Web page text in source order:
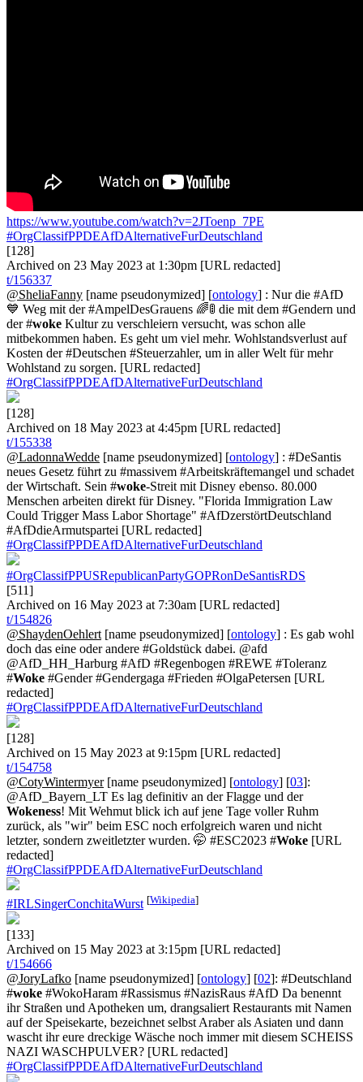
https://www.youtube.com/watch?v=2JToenp_7PE
#OrgClassifPPDEAfDAlternativeFurDeutschland
[128]
Archived on 23 May 2023 at 1:30pm [URL redacted]
t/156337
@SheliaFanny [name pseudonymized] [ontology] : Nur die #AfD
💙 Weg mit der #AmpelDesGrauens 🌈🚦 die mit dem #Gendern und
der #woke Kultur zu verschleiern versucht, was schon alle
mitbekommen haben. Es geht um viel mehr. Wohlstandsverlust auf
Kosten der #Deutschen #Steuerzahler, um in aller Welt für mehr
Wohlstand zu sorgen. [URL redacted]
#OrgClassifPPDEAfDAlternativeFurDeutschland
[128]
Archived on 18 May 2023 at 4:45pm [URL redacted]
t/155338
@LadonnaWedde [name pseudonymized] [ontology] : #DeSantis
neues Gesetz führt zu #massivem #Arbeitskräftemangel und schadet
der Wirtschaft. Sein #woke-Streit mit Disney ebenso. 80.000
Menschen arbeiten direkt für Disney. "Florida Immigration Law
Could Trigger Mass Labor Shortage" #AfDzerstörtDeutschland
#AfDdieArmutspartei [URL redacted]
#OrgClassifPPDEAfDAlternativeFurDeutschland
#OrgClassifPPUSRepublicanPartyGOPRonDeSantisRDS
[511]
Archived on 16 May 2023 at 7:30am [URL redacted]
t/154826
@ShaydenOehlert [name pseudonymized] [ontology] : Es gab wohl
doch das eine oder andere #Goldstück dabei. @afd
@AfD_HH_Harburg #AfD #Regenbogen #REWE #Toleranz
#Woke #Gender #Gendergaga #Frieden #OlgaPetersen [URL
redacted]
#OrgClassifPPDEAfDAlternativeFurDeutschland
[128]
Archived on 15 May 2023 at 9:15pm [URL redacted]
t/154758
@CotyWintermyer[name pseudonymized] [ontology] [03]:
@AfD_Bayern_LT Es lag definitiv an der Flagge und der
Wokeness! Mit Wehmut blick ich auf jene Tage voller Ruhm
zurück, als "wir" beim ESC noch erfolgreich waren und nicht
letzter, sondern zweitletzter wurden. 🤭 #ESC2023 #Woke [URL
redacted]
#OrgClassifPPDEAfDAlternativeFurDeutschland
#IRLSingerConchitaWurst [Wikipedia]
[133]
Archived on 15 May 2023 at 3:15pm [URL redacted]
t/154666
@JoryLafko [name pseudonymized] [ontology] [02]: #Deutschland
#woke #WokoHaram #Rassismus #NazisRaus #AfD Da benennt
ihr Straßen und Apotheken um, drangsaliert Restaurants mit Namen
auf der Speisekarte, bezeichnet selbst Araber als Asiaten und dann
wascht ihr eure dreckige Wäsche noch immer mit diesem SCHEISS
NAZI WASCHPULVER? [URL redacted]
#OrgClassifPPDEAfDAlternativeFurDeutschland